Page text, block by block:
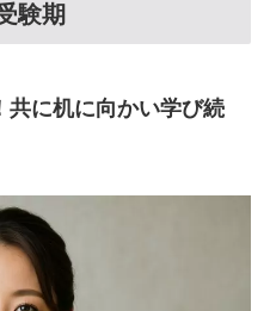
験期
共に机に向かい学び続